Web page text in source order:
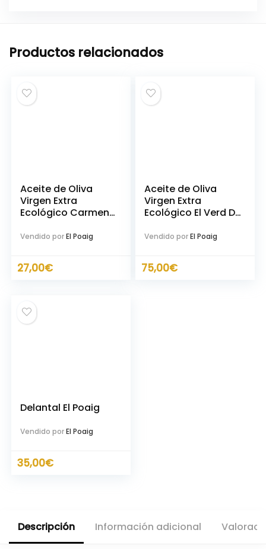
Productos relacionados
Aceite de Oliva
Virgen Extra
Ecológico Carmen
Vendido porEl Poaig
27,00€
Aceite de Oliva
Virgen Extra
Ecológico El Verd Del
Vendido porEl Poaig
75,00€
Delantal El Poaig
Vendido porEl Poaig
35,00€
Descripción Información adicional